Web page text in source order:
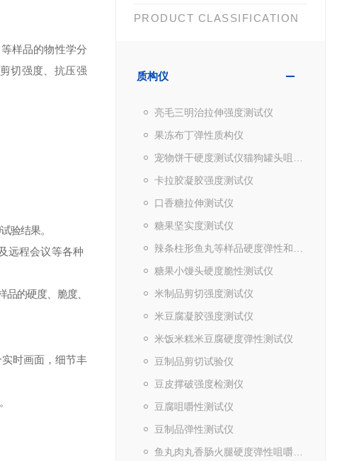
PRODUCT CLASSIFICATION
质构仪
亮毛三明治拉伸强度测试仪
果冻布丁弹性质构仪
卡拉胶凝胶强度测试仪
口香糖拉伸测试仪
糖果坚实度测试仪
糖果小馒头硬度脆性测试仪
米制品剪切强度测试仪
米豆腐凝胶强度测试仪
米饭米糕米豆腐硬度弹性测试仪
豆制品剪切试验仪
豆皮撑破强度检测仪
豆腐咀嚼性测试仪
豆制品弹性测试仪
样品的物性学分
切强度、抗压强
验结果。
远程会议等各种
的硬度、脆度、
时画面，细节丰